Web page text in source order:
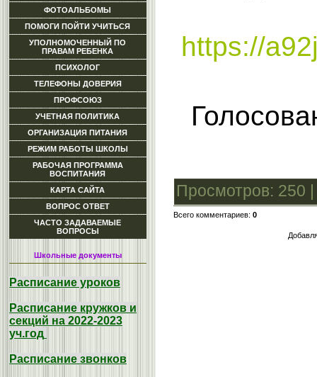
ФОТОАЛЬБОМЫ
ПОМОГИ ПОЙТИ УЧИТЬСЯ
УПОЛНОМОЧЕННЫЙ ПО
ПРАВАМ РЕБЕНКА
ПСИХОЛОГ
ТЕЛЕФОНЫ ДОВЕРИЯ
ПРОФСОЮЗ
УЧЕТНАЯ ПОЛИТИКА
ОРГАНИЗАЦИЯ ПИТАНИЯ
РЕЖИМ РАБОТЫ ШКОЛЫ
РАБОЧАЯ ПРОГРАММА
ВОСПИТАНИЯ
КАРТА САЙТА
ВОПРОС ОТВЕТ
ЧАСТО ЗАДАВАЕМЫЕ
ВОПРОСЫ
Школьные документы
Расписание уроков
Расписание кружков и
секций на 2022-2023
уч.год
Расписание звонков
https://
Просмотров: 250
Всего комментариев: 0